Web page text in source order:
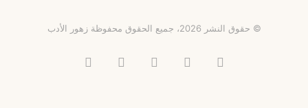
© حقوق النشر 2026، جميع الحقوق محفوظة زهور الأدب
فيسبوك انستقرامتيلقرام